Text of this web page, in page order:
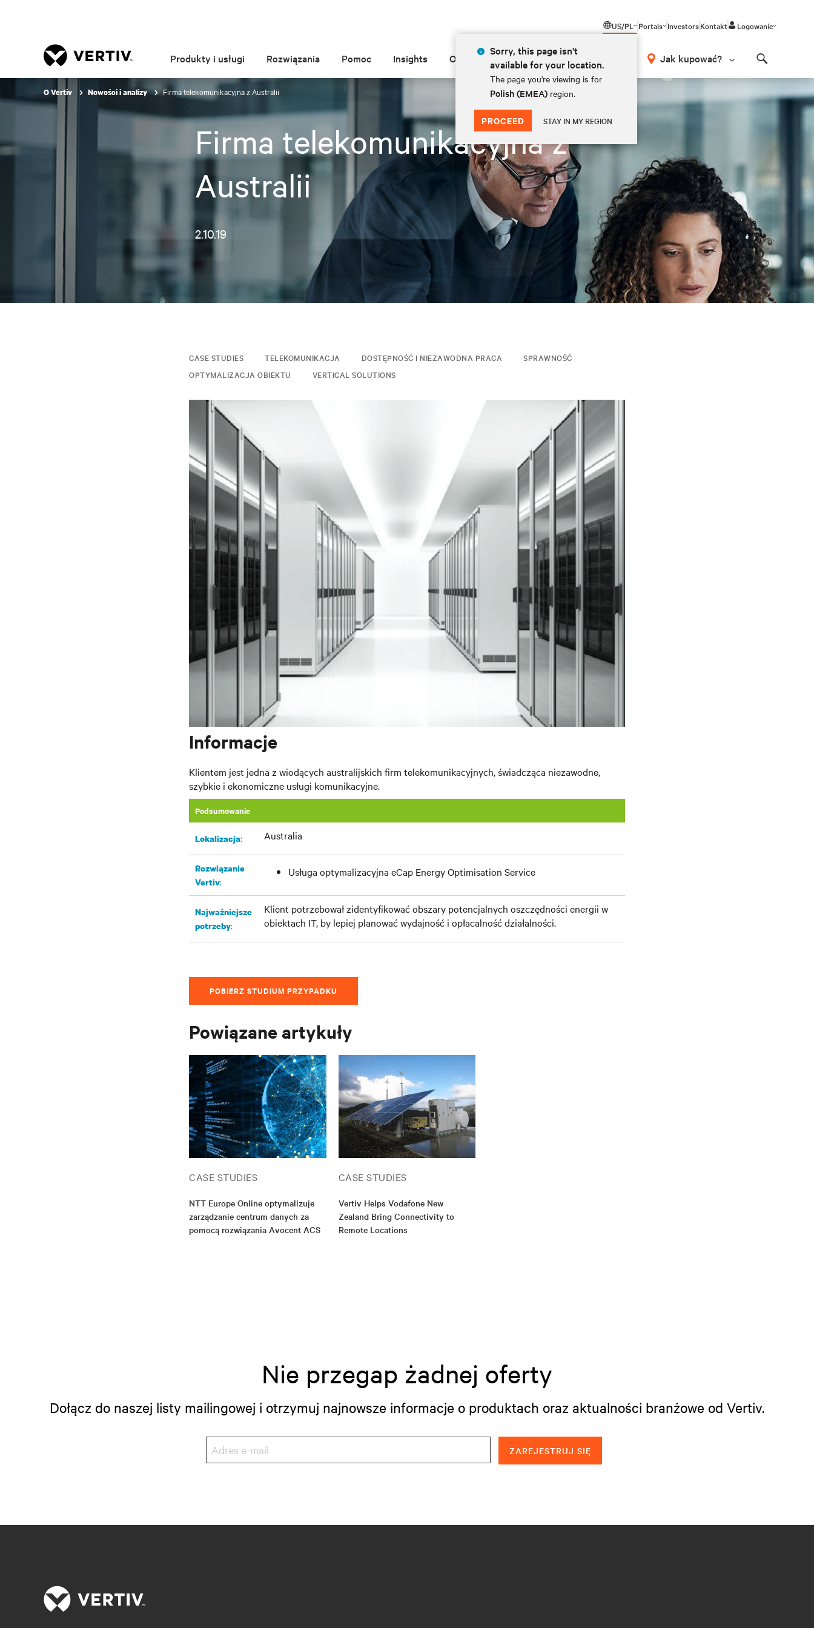
US/PL
Sorry, this page isn't
available for your location.
The page you're viewing is for
Polish (EMEA) region.
PROCEED STAY IN MY REGION
Portals InvestorsKontakt Logowanie
Produkty i usługi Rozwiązania Pomoc Insights O Vertiv Jak kupować?
O Vertiv Nowości i analizy Firma telekomunikacyjna z Australii
Firma telekomunikacyjna z
Australii
2.10.19
CASE STUDIES TELEKOMUNIKACJA DOSTĘPNOŚĆ I NIEZAWODNA PRACA
SPRAWNOŚĆ
OPTYMALIZACJA OBIEKTU
VERTICAL SOLUTIONS
Informacje
Klientem jest jedna z wiodących australijskich firm telekomunikacyjnych, świadcząca niezawodne,
szybkie i ekonomiczne usługi komunikacyjne.
Podsumowanie
Lokalizacja: Australia
Rozwiązanie
Vertiv:
Usługa optymalizacyjna eCap Energy Optimisation Service
Najważniejsze
potrzeby:
Klient potrzebował zidentyfikować obszary potencjalnych oszczędności energii w
obiektach IT, by lepiej planować wydajność i opłacalność działalności.
POBIERZ STUDIUM PRZYPADKU
Powiązane artykuły
CASE STUDIES
NTT Europe Online optymalizuje
zarządzanie centrum danych za
pomocą rozwiązania Avocent ACS
CASE STUDIES
Vertiv Helps Vodafone New
Zealand Bring Connectivity to
Remote Locations
Nie przegap żadnej oferty
Dołącz do naszej listy mailingowej i otrzymuj najnowsze informacje o produktach oraz aktualności branżowe od Vertiv.
ZAREJESTRUJ SIĘ